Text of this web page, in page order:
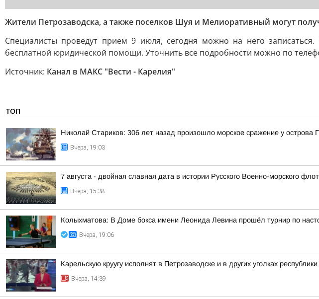
Жители Петрозаводска, а также поселков Шуя и Мелиоративный могут
Специалисты проведут прием 9 июля, сегодня можно на него
бесплатной юридической помощи. Уточнить все подробности можно по
Источник: Канал в МАКС "Вести - Карелия"
ТОП
Николай Стариков: 306 лет назад произошло морское сражение у острова
Вчера, 19:03
7 августа - двойная славная дата в истории Русского Военно-морского
Вчера, 15:38
Колыхматова: В Доме бокса имени Леонида Левина прошёл турнир по
Вчера, 19:06
Карельскую круугу исполнят в Петрозаводске и в других уголках
Вчера, 14:39